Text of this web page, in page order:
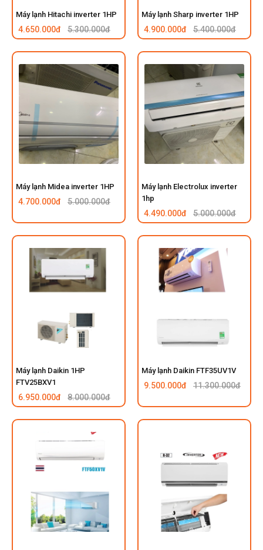
Máy lạnh Hitachi inverter 1HP
4.650.000đ 5.300.000đ
Máy lạnh Sharp inverter 1HP
4.900.000đ 5.400.000đ
Máy lạnh Midea inverter 1HP
4.700.000đ 5.000.000đ
Máy lạnh Electrolux inverter
1hp
4.490.000đ 5.000.000đ
Máy lạnh Daikin 1HP
FTV25BXV1
6.950.000đ 8.000.000đ
Máy lạnh Daikin FTF35UV1V
9.500.000đ 11.300.000đ